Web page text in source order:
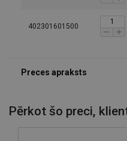
402301601500
Darba temperatūra :
Pērkot šo preci,